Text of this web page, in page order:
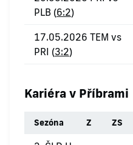
PLB (6:2)
17.05.2026 TEM vs
PRI (3:2)
Kariéra v Příbrami
Sezóna Z ZS